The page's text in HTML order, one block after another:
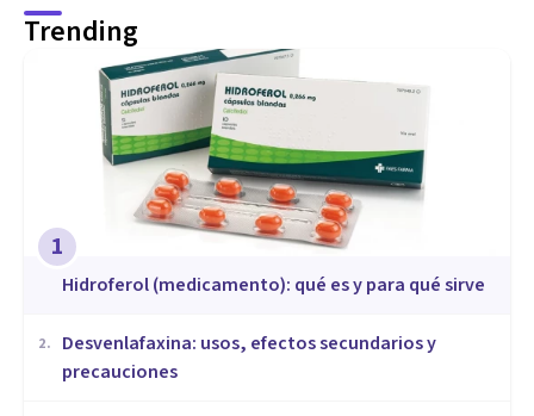
Trending
1
Hidroferol (medicamento): qué es y para qué sirve
2.
Desvenlafaxina: usos, efectos secundarios y
precauciones